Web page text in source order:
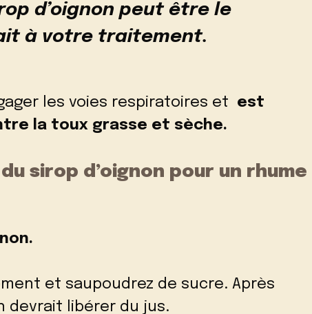
d’oignon peut être le
à votre traitement.
les voies respiratoires et est
la toux grasse et sèche.
sirop d’oignon pour un rhume
et saupoudrez de sucre. Après
devrait libérer du jus.